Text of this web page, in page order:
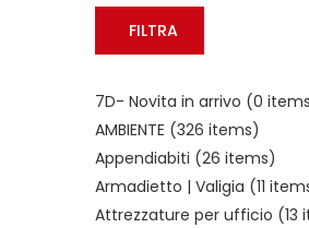
FILTRA
7D- Novita in arrivo (0
AMBIENTE (326 items)
Appendiabiti (26 items)
Armadietto | Valigia (11
Attrezzature per ufficio (13